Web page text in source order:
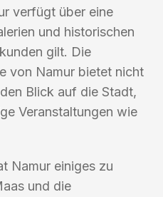
verfügt über eine
und historischen
gilt. Die
von Namur bietet nicht
Blick auf die Stadt,
Veranstaltungen wie
Namur einiges zu
und die